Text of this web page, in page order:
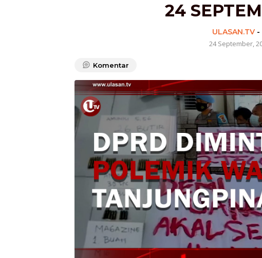
24
ULASAN.TV-
24 September,
Komentar